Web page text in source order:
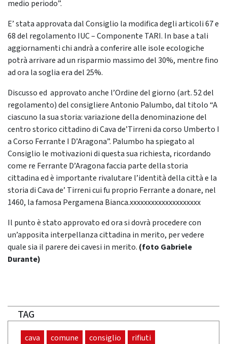
medio periodo”.
E’ stata approvata dal Consiglio la modifica degli articoli 67 e
68 del regolamento IUC – Componente TARI. In base a tali
aggiornamenti chi andrà a conferire alle isole ecologiche
potrà arrivare ad un risparmio massimo del 30%, mentre fino
ad ora la soglia era del 25%.
Discusso ed approvato anche l’Ordine del giorno (art. 52 del
regolamento) del consigliere Antonio Palumbo, dal titolo “A
ciascuno la sua storia: variazione della denominazione del
centro storico cittadino di Cava de’Tirreni da corso Umberto I
a Corso Ferrante I D’Aragona”. Palumbo ha spiegato al
Consiglio le motivazioni di questa sua richiesta, ricordando
come re Ferrante D’Aragona faccia parte della storia
cittadina ed è importante rivalutare l’identità della città e la
storia di Cava de’ Tirreni cui fu proprio Ferrante a donare, nel
1460, la famosa Pergamena Bianca.xxxxxxxxxxxxxxxxxxxx
Il punto è stato approvato ed ora si dovrà procedere con
un’apposita interpellanza cittadina in merito, per vedere
quale sia il parere dei cavesi in merito. (foto Gabriele
Durante)
TAG
cava comune consiglio rifiuti